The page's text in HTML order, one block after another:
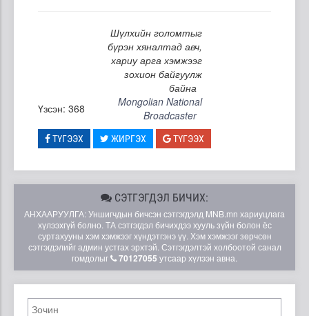
Шүлхийн голомтыг
бүрэн хяналтад авч,
хариу арга хэмжээг
зохион байгуулж
байна
Үзсэн: 368
Mongolian National
Broadcaster
ТҮГЭЭХ ЖИРГЭХ ТҮГЭЭХ
СЭТГЭГДЭЛ БИЧИХ:
АНХААРУУЛГА: Уншигчдын бичсэн сэтгэгдэлд MNB.mn хариуцлага
хүлээхгүй болно. ТА сэтгэгдэл бичихдээ хууль зүйн болон ёс
суртахууны хэм хэмжээг хүндэтгэнэ үү. Хэм хэмжээг зөрчсөн
сэтгэгдэлийг админ устгах эрхтэй. Сэтгэгдэлтэй холбоотой санал
гомдолыг
70127055 утсаар хүлээн авна.